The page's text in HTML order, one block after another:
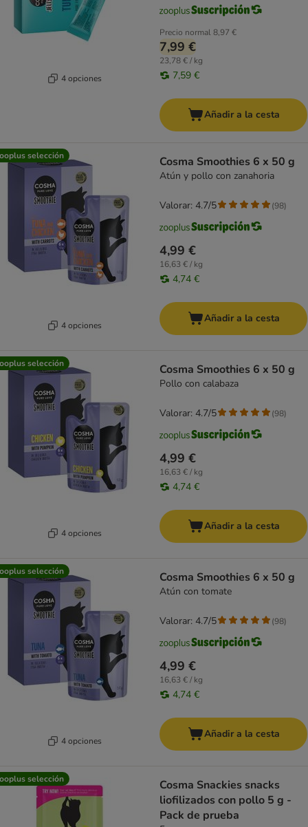
4 opciones
Precio normal8,97 €
7,99 €
23,78 € / kg
7,59 €
Añadir a la cesta
selección
4 opciones
Cosma Smoothies 6 x 50 g
Atún y pollo con zanahoria
4,99 €
16,63 € / kg
4,74 €
Valorar: 4.7/5 (98)
Añadir a la cesta
selección
4 opciones
Cosma Smoothies 6 x 50 g
Pollo con calabaza
4,99 €
16,63 € / kg
4,74 €
Valorar: 4.7/5 (98)
Añadir a la cesta
selección
4 opciones
Cosma Smoothies 6 x 50 g
Atún con tomate
4,99 €
16,63 € / kg
4,74 €
Valorar: 4.7/5 (98)
Añadir a la cesta
selección
Cosma Snackies snacks
liofilizados con pollo 5 g -
Pack de prueba